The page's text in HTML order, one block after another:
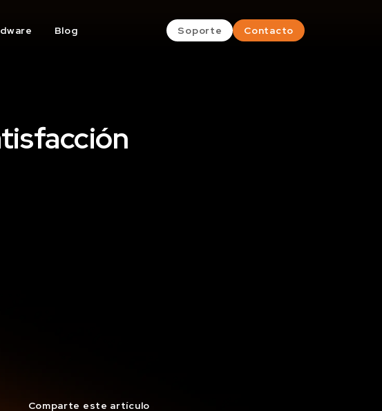
Blog Soporte Contacto
Comparte este artículo